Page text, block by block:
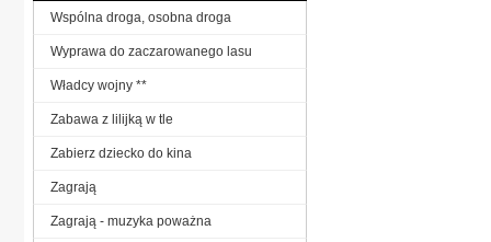
Wspólna droga, osobna droga
Wyprawa do zaczarowanego lasu
Władcy wojny **
Zabawa z lilijką w tle
Zabierz dziecko do kina
Zagrają
Zagrają - muzyka poważna